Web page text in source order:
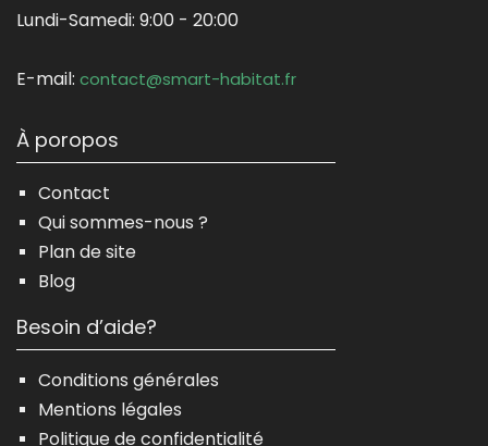
Lundi-Samedi: 9:00 - 20:00
E-mail: contact@smart-habitat.fr
À poropos
Contact
Qui sommes-nous ?
Plan de site
Blog
Besoin d’aide?
Conditions générales
Mentions légales
Politique de confidentialité